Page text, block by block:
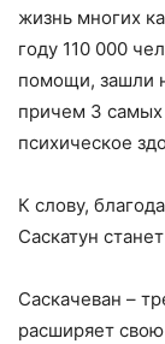
жизнь многих
году 110 000
помощи, зашли
причем 3 самых
психическое
К слову,
Саскатун
Саскачеван –
расширяет